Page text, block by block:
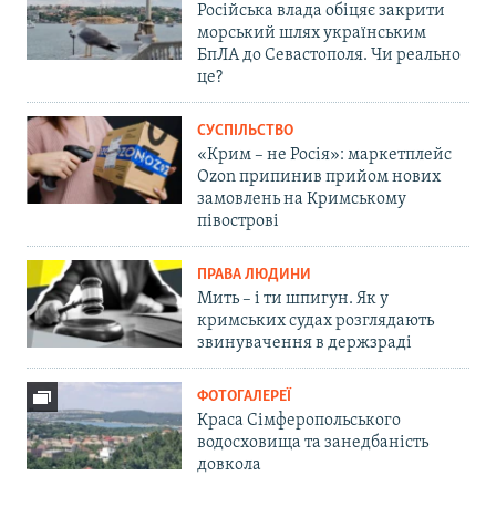
Російська влада обіцяє закрити
морський шлях українським
БпЛА до Севастополя. Чи реально
це?
СУСПІЛЬСТВО
«Крим – не Росія»: маркетплейс
Ozon припинив прийом нових
замовлень на Кримському
півострові
ПРАВА ЛЮДИНИ
Мить – і ти шпигун. Як у
кримських судах розглядають
звинувачення в держзраді
ФОТОГАЛЕРЕЇ
Краса Сімферопольського
водосховища та занедбаність
довкола